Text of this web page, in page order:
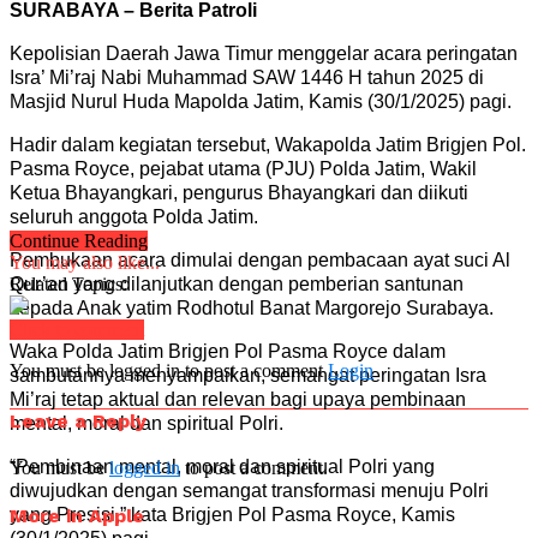
SURABAYA – Berita Patroli
Kepolisian Daerah Jawa Timur menggelar acara peringatan
Isra’ Mi’raj Nabi Muhammad SAW 1446 H tahun 2025 di
Masjid Nurul Huda Mapolda Jatim, Kamis (30/1/2025) pagi.
Hadir dalam kegiatan tersebut, Wakapolda Jatim Brigjen Pol.
Pasma Royce, pejabat utama (PJU) Polda Jatim, Wakil
Ketua Bhayangkari, pengurus Bhayangkari dan diikuti
seluruh anggota Polda Jatim.
Pembukaan acara dimulai dengan pembacaan ayat suci Al
Qur’an yang dilanjutkan dengan pemberian santunan
kepada Anak yatim Rodhotul Banat Margorejo Surabaya.
Waka Polda Jatim Brigjen Pol Pasma Royce dalam
sambutannya menyampaikan, semangat peringatan Isra
Mi’raj tetap aktual dan relevan bagi upaya pembinaan
mental, moral dan spiritual Polri.
“Pembinaan mental, moral dan spiritual Polri yang
diwujudkan dengan semangat transformasi menuju Polri
yang Presisi,” kata Brigjen Pol Pasma Royce, Kamis
Continue Reading
You may also like...
Related Topics:
You must be logged in to post a commentLogin
Leave a Reply
You must belogged in to post a comment.
More in Apple